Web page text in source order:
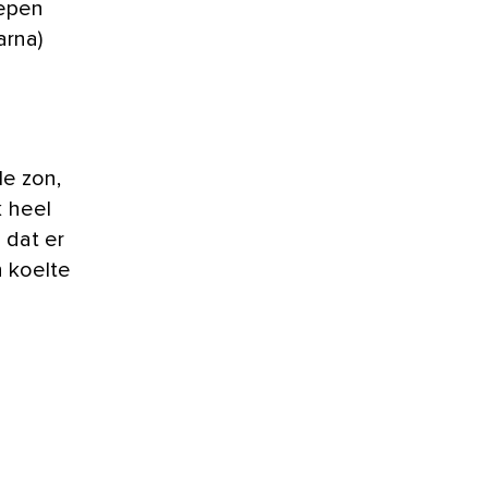
zon,
heel
dat er
koelte